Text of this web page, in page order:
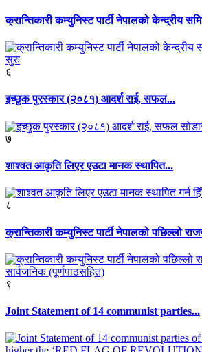
क्रान्तिकारी कम्युनिस्ट पार्टी नेपालको केन्द्रीय
६
इच्छुक पुरस्कार (२०८१) आदर्श राई, सफल...
७
शाश्वत आकृति लिएर एउटा मानक स्थापित...
८
क्रान्तिकारी कम्युनिस्ट पार्टी नेपालको पछिल्लो
९
Joint Statement of 14 communist parties...